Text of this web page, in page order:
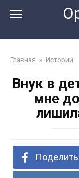
Главная » Истории
Внук в
мне